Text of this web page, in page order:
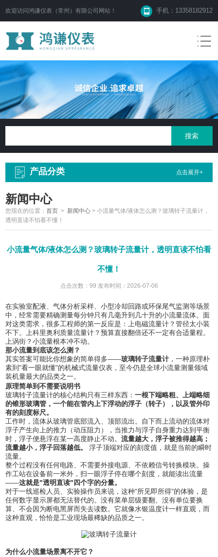
欢迎访问鸿谦仪表（常州）有限公司网站！ 手机：13358182912
产品分类 点击展开+
新闻中心
您现在的位置：首页 > 新闻中心 >小流量气体/液体怎么测？玻璃转子流量计，
透明直读不怕看不懂！
小流量气体/液体怎么测？玻璃转子流量计，透明直读不怕看
不懂！
点击次数：99 发布时间：2026-07-06
在实验室配液、气体分析采样、小型冷却回路或环保尾气监测等场景
中，经常需要精确测量每分钟只有几毫升到几十升的小流量流体。面
对这类需求，很多工程师的第一反应是：上电磁流量计？管径太小装
不下。上科里奥利质量流量计？预算直接翻倍还不一定有合适量程。
上涡街？小流量根本冲不动。
那小流量到底该怎么测？
其实答案可能比你想象的简单得多——玻璃转子流量计 ，一种原理朴
素到"看一眼就懂"的机械式流量仪表，至今仍是全球小流量测量领域
装机量最大的品类之一。
原理简单到不需要说明书
玻璃转子流量计的核心结构只有三样东西：一根下端略粗、上端略细
的锥形玻璃管，一个能在管内上下浮动的浮子（转子），以及管外印
有的刻度标尺。
工作时，流体从玻璃管底部流入、顶部流出。自下而上流动的流体对
浮子产生向上的推力（动压阻力），当推力与浮子自身重力达到平衡
时，浮子便悬浮在某一高度静止不动。流量越大，浮子被推得越高；
流量越小，浮子回落越低。
​ 浮子顶端对应的刻度值，就是当前的瞬时
流量。
整个过程没有任何电路、不需要外接电源、不依赖信号转换模块。操
作工站在设备前一米外，扫一眼浮子停在哪个刻度，就能读出流量
——这就是"透明直读"四个字的分量。
对于一线巡检人员、实验操作员来说，这种"所见即所得"的体验，是
任何数字显示屏都无法替代的。没有菜单层级要翻、没有单位要换
算、不会因为断电黑屏而失去读数。它就像水银温度计一样直观，而
这种直观，恰恰是工业现场最稀缺的品质之一。
为什么小流量场景离不开它？